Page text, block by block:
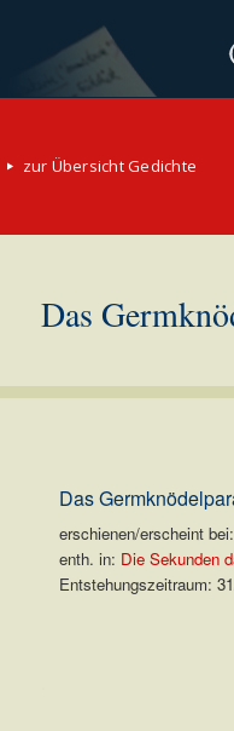
zur Übersicht Gedichte
Das
Das
erschienen/erscheint bei:
enth. in: Die Sekunden
Entstehungszeitraum: